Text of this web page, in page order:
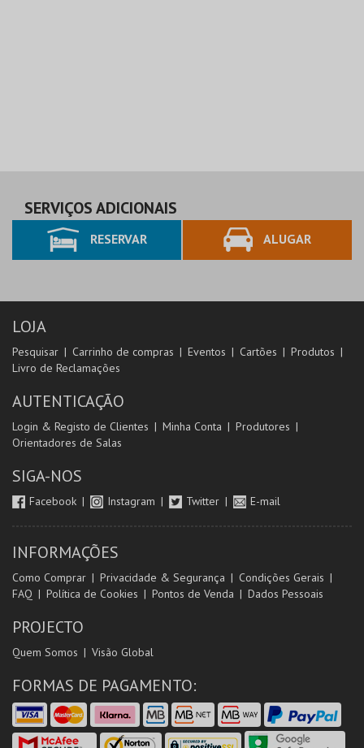
SERVIÇOS ADICIONAIS
RESERVAR ALUGAR
LOJA
Pesquisar Carrinho de compras Eventos Cartões
Produtos
Livro de Reclamações
AUTENTICAÇÃO
Login & Registo de Clientes Minha Conta
Produtores
Orientadores de Salas
SIGA-NOS
Facebook Instagram Twitter E-mail
INFORMAÇÕES
Como Comprar Privacidade & Segurança
Condições Gerais
FAQ
Política de Cookies Pontos de Venda Dados Pessoais
PROJECTO
Quem Somos Visão Global
FORMAS DE PAGAMENTO: